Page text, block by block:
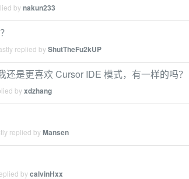
bynakun233
replied byShutTheFu2kUP
还是更喜欢 Cursor IDE 模式，有一样的吗？
byxdzhang
replied byMansen
bycalvinHxx